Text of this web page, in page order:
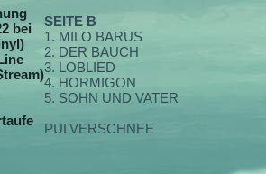
bei
SEITE B
1. MILO BARUS
2. DER BAUCH
3. LOBLIED
4. HORMIGON
5. SOHN UND VATER
PULVERSCHNEE